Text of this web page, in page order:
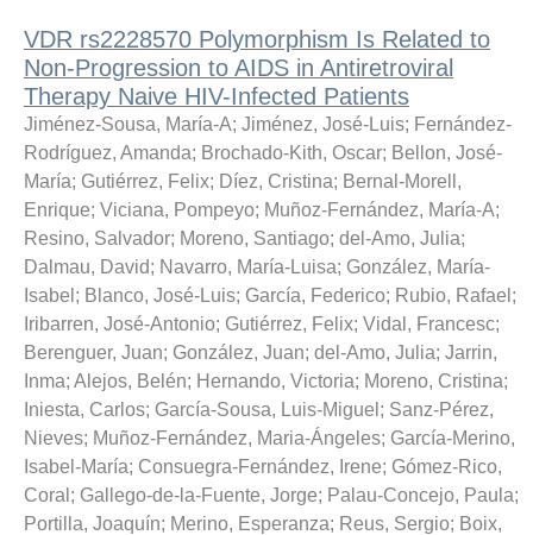
VDR rs2228570 Polymorphism Is Related to
Non-Progression to AIDS in Antiretroviral
Therapy Naive HIV-Infected Patients
Jiménez-Sousa, María-A; Jiménez, José-Luis; Fernández-
Rodríguez, Amanda; Brochado-Kith, Oscar; Bellon, José-
María; Gutiérrez, Felix; Díez, Cristina; Bernal-Morell,
Enrique; Viciana, Pompeyo; Muñoz-Fernández, María-A;
Resino, Salvador; Moreno, Santiago; del-Amo, Julia;
Dalmau, David; Navarro, María-Luisa; González, María-
Isabel ; Blanco, José-Luis; García, Federico; Rubio, Rafael ;
Iribarren, José-Antonio; Gutiérrez, Felix; Vidal, Francesc;
Berenguer, Juan; González, Juan; del-Amo, Julia; Jarrin,
Inma; Alejos, Belén; Hernando, Victoria; Moreno, Cristina;
Iniesta, Carlos; García-Sousa, Luis-Miguel ; Sanz-Pérez,
Nieves; Muñoz-Fernández, Maria-Ángeles; García-Merino,
Isabel-María; Consuegra-Fernández, Irene; Gómez-Rico,
Coral ; Gallego-de-la-Fuente, Jorge; Palau-Concejo, Paula;
Portilla, Joaquín; Merino, Esperanza; Reus, Sergio; Boix,